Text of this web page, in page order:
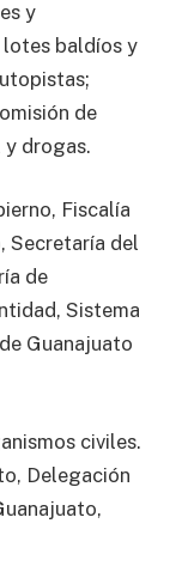
y
lotes baldíos y
de
drogas.
Fiscalía
Secretaría del
de
Sistema
Guanajuato
civiles.
Delegación